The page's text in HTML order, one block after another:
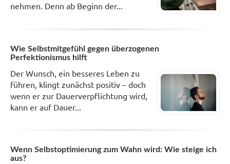
nehmen. Denn ab Beginn der...
Wie Selbstmitgefühl gegen überzogenen
Perfektionismus hilft
Der Wunsch, ein besseres Leben zu
führen, klingt zunächst positiv – doch
wenn er zur Dauerverpflichtung wird,
kann er auf Dauer...
Wenn Selbstoptimierung zum Wahn wird: Wie steige ich
aus?